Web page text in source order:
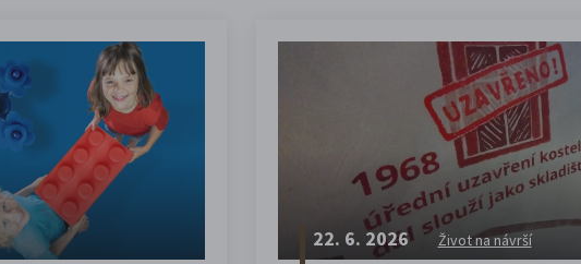
22. 6. 2026 Život na návrší